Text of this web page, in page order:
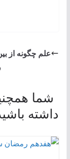
علم چگونه از
شما
داشته